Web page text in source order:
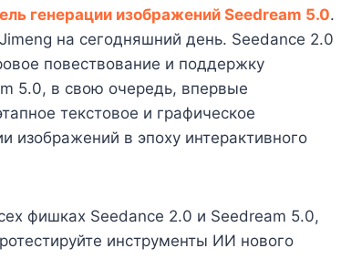
генерации изображений Seedream 5.0.
на сегодняшний день. Seedance 2.0
повествование и поддержку
5.0, в свою очередь, впервые
текстовое и графическое
изображений в эпоху интерактивного
фишках Seedance 2.0 и Seedream 5.0,
инструменты ИИ нового